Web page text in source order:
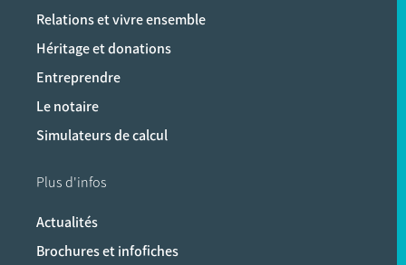
Relations et vivre ensemble
Héritage et donations
Entreprendre
Le notaire
Simulateurs de calcul
Plus d'infos
Actualités
Brochures et infofiches